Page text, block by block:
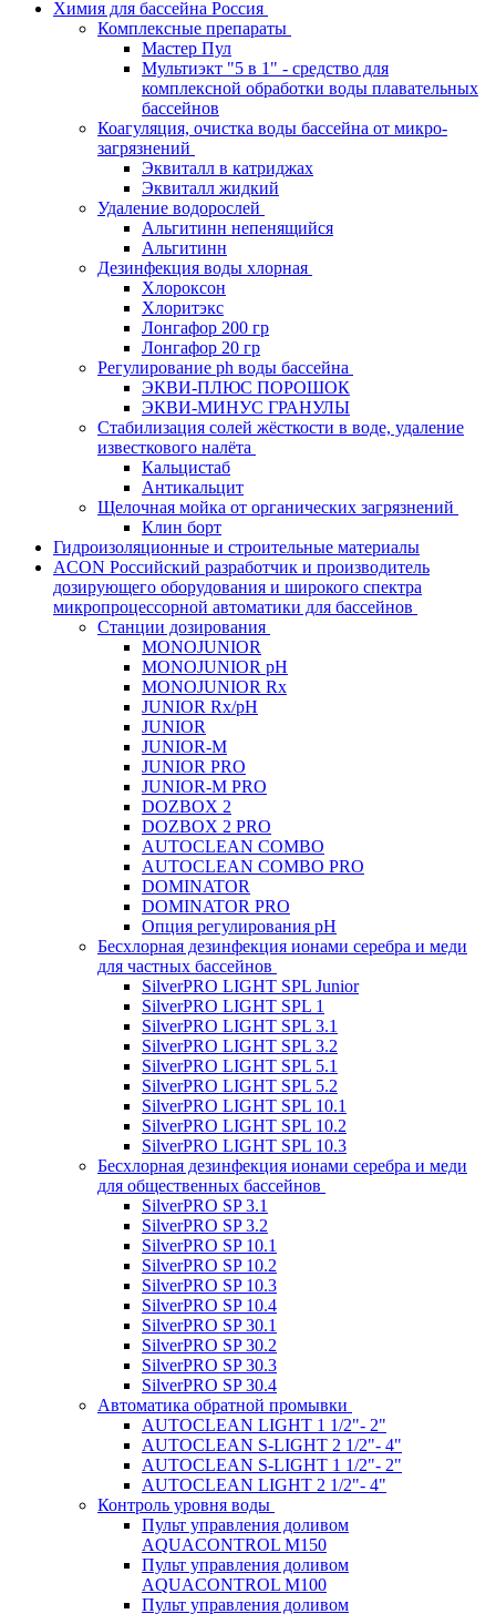
Химия для бассейна Россия
Комплексные препараты
Мастер Пул
Мультиэкт "5 в 1" - средство для
комплексной обработки воды плавательных
бассейнов
Коагуляция, очистка воды бассейна от микро-
загрязнений
Эквиталл в катриджах
Эквиталл жидкий
Удаление водорослей
Альгитинн непенящийся
Альгитинн
Дезинфекция воды хлорная
Хлороксон
Хлоритэкс
Лонгафор 200 гр
Лонгафор 20 гр
Регулирование ph воды бассейна
ЭКВИ-ПЛЮС ПОРОШОК
ЭКВИ-МИНУС ГРАНУЛЫ
Стабилизация солей жёсткости в воде, удаление
известкового налёта
Кальцистаб
Антикальцит
Щелочная мойка от органических загрязнений
Клин борт
Гидроизоляционные и строительные материалы
ACON Российский разработчик и производитель
дозирующего оборудования и широкого спектра
микропроцессорной автоматики для бассейнов
Станции дозирования
MONOJUNIOR
MONOJUNIOR pH
MONOJUNIOR Rx
JUNIOR Rx/pH
JUNIOR
JUNIOR-M
JUNIOR PRO
JUNIOR-M PRO
DOZBOX 2
DOZBOX 2 PRO
AUTOCLEAN COMBO
AUTOCLEAN COMBO PRO
DOMINATOR
DOMINATOR PRO
Опция регулирования pH
Беcхлорная дезинфекция ионами серебра и меди
для частных бассейнов
SilverPRO LIGHT SPL Junior
SilverPRO LIGHT SPL 1
SilverPRO LIGHT SPL 3.1
SilverPRO LIGHT SPL 3.2
SilverPRO LIGHT SPL 5.1
SilverPRO LIGHT SPL 5.2
SilverPRO LIGHT SPL 10.1
SilverPRO LIGHT SPL 10.2
SilverPRO LIGHT SPL 10.3
Беcхлорная дезинфекция ионами серебра и меди
для общественных бассейнов
SilverPRO SP 3.1
SilverPRO SP 3.2
SilverPRO SP 10.1
SilverPRO SP 10.2
SilverPRO SP 10.3
SilverPRO SP 10.4
SilverPRO SP 30.1
SilverPRO SP 30.2
SilverPRO SP 30.3
SilverPRO SP 30.4
Автоматика обратной промывки
AUTOCLEAN LIGHT 1 1/2"- 2"
AUTOCLEAN S-LIGHT 2 1/2"- 4"
AUTOCLEAN S-LIGHT 1 1/2"- 2"
AUTOCLEAN LIGHT 2 1/2"- 4"
Контроль уровня воды
Пульт управления доливом
AQUACONTROL M150
Пульт управления доливом
AQUACONTROL M100
Пульт управления доливом